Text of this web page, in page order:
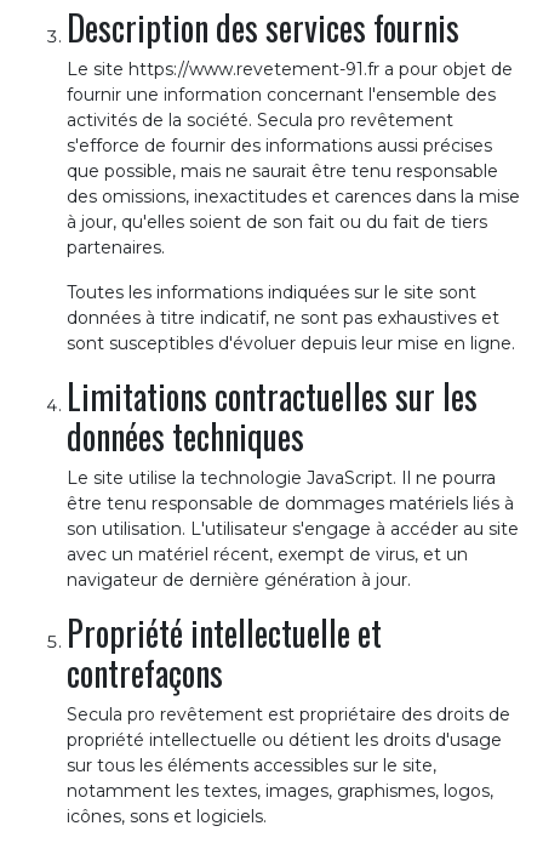
Description des services fournis
Le site https://www.revetement-91.fr a pour objet de
fournir une information concernant l'ensemble des
activités de la société. Secula pro revêtement
s'efforce de fournir des informations aussi précises
que possible, mais ne saurait être tenu responsable
des omissions, inexactitudes et carences dans la mise
à jour, qu'elles soient de son fait ou du fait de tiers
partenaires.
Toutes les informations indiquées sur le site sont
données à titre indicatif, ne sont pas exhaustives et
sont susceptibles d'évoluer depuis leur mise en ligne.
Limitations contractuelles sur les
données techniques
Le site utilise la technologie JavaScript. Il ne pourra
être tenu responsable de dommages matériels liés à
son utilisation. L'utilisateur s'engage à accéder au site
avec un matériel récent, exempt de virus, et un
navigateur de dernière génération à jour.
Propriété intellectuelle et
contrefaçons
Secula pro revêtement est propriétaire des droits de
propriété intellectuelle ou détient les droits d'usage
sur tous les éléments accessibles sur le site,
notamment les textes, images, graphismes, logos,
icônes, sons et logiciels.